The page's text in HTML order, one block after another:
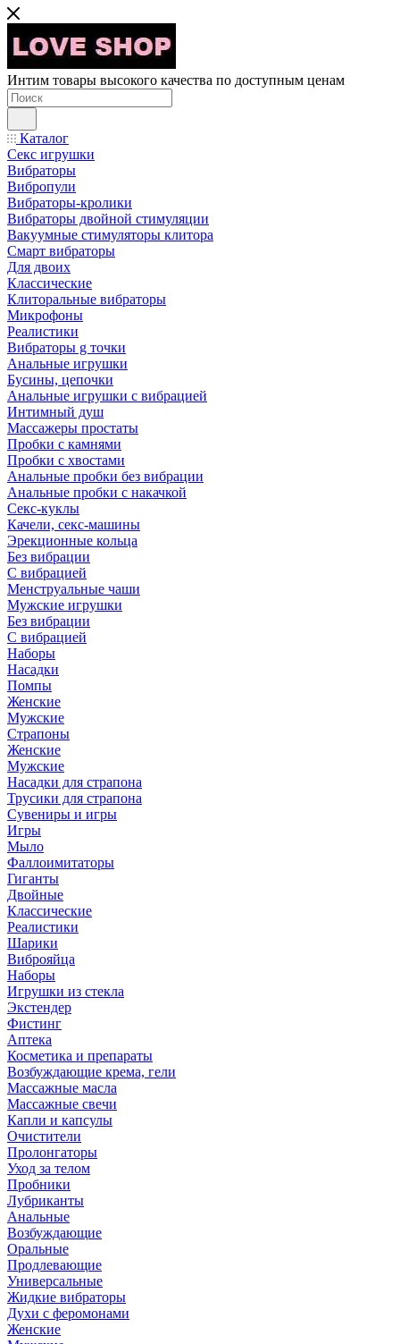
Интим товары высокого качества по доступным ценам
Каталог
Секс игрушки
Вибраторы
Вибропули
Вибраторы-кролики
Вибраторы двойной стимуляции
Вакуумные стимуляторы клитора
Смарт вибраторы
Для двоих
Классические
Клиторальные вибраторы
Микрофоны
Реалистики
Вибраторы g точки
Анальные игрушки
Бусины, цепочки
Анальные игрушки с вибрацией
Интимный душ
Массажеры простаты
Пробки с камнями
Пробки с хвостами
Анальные пробки без вибрации
Анальные пробки с накачкой
Секс-куклы
Качели, секс-машины
Эрекционные кольца
Без вибрации
С вибрацией
Менструальные чаши
Мужские игрушки
Без вибрации
С вибрацией
Наборы
Насадки
Помпы
Женские
Мужские
Страпоны
Женские
Мужские
Насадки для страпона
Трусики для страпона
Сувениры и игры
Игры
Мыло
Фаллоимитаторы
Гиганты
Двойные
Классические
Реалистики
Шарики
Виброяйца
Наборы
Игрушки из стекла
Экстендер
Фистинг
Аптека
Косметика и препараты
Возбуждающие крема, гели
Массажные масла
Массажные свечи
Капли и капсулы
Очистители
Пролонгаторы
Уход за телом
Пробники
Лубриканты
Анальные
Возбуждающие
Оральные
Продлевающие
Универсальные
Жидкие вибраторы
Духи с феромонами
Женские